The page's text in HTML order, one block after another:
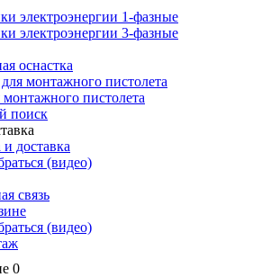
электроэнергии 1-фазные
электроэнергии 3-фазные
оснастка
монтажного пистолета
монтажного пистолета
поиск
доставка
(видео)
связь
(видео)
0